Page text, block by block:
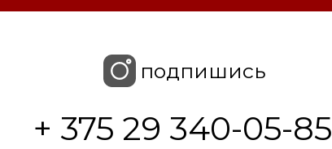
подпишись
+ 375 29 340-05-85